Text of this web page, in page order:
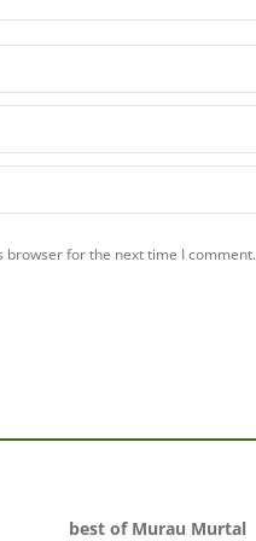
browser for the next time I comment.
best of Murau Murtal